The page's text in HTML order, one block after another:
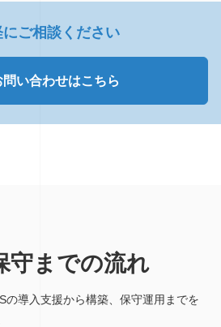
にご相談ください
問い合わせはこちら
守までの流れ
の導入支援から構築、保守運用までを